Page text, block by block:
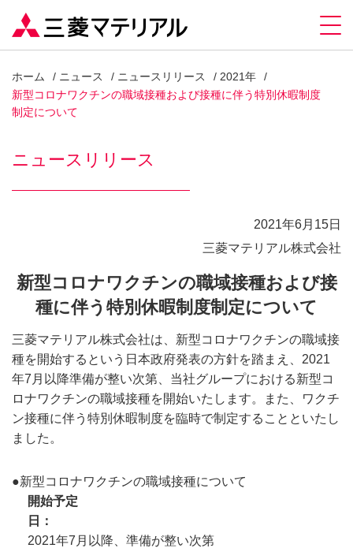
ホーム ニュース ニュースリリース
2021年
新型コロナワクチンの職域接種および接種に伴う特別休暇制度
制定について
ニュースリリース
2021年6月15日
三菱マテリアル株式会社
新型コロナワクチンの職域接種および接
種に伴う特別休暇制度制定について
三菱マテリアル株式会社は、新型コロナワクチンの職域接
種を開始するという日本政府発表の方針を踏まえ、2021
年7月以降準備が整い次第、当社グループにおける新型コ
ロナワクチンの職域接種を開始いたします。また、ワクチ
ン接種に伴う特別休暇制度を臨時で制定することといたし
ました。
●新型コロナワクチンの職域接種について
開始予定
日
2021年7月以降、準備が整い次第